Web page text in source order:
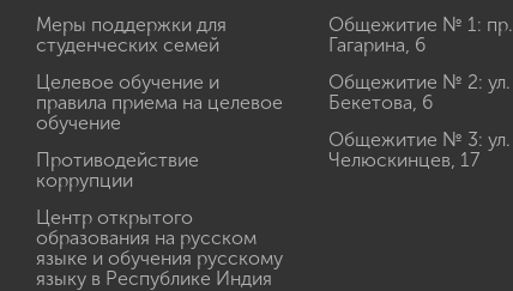
Меры поддержки для
студенческих семей
Целевое обучение и
правила приема на целевое
обучение
Противодействие
коррупции
Центр открытого
образования на русском
языке и обучения русскому
языку в Республике Индия
Общежитие № 1: пр.
Гагарина, 6
Общежитие № 2: ул.
Бекетова, 6
Общежитие № 3: ул.
Челюскинцев, 17